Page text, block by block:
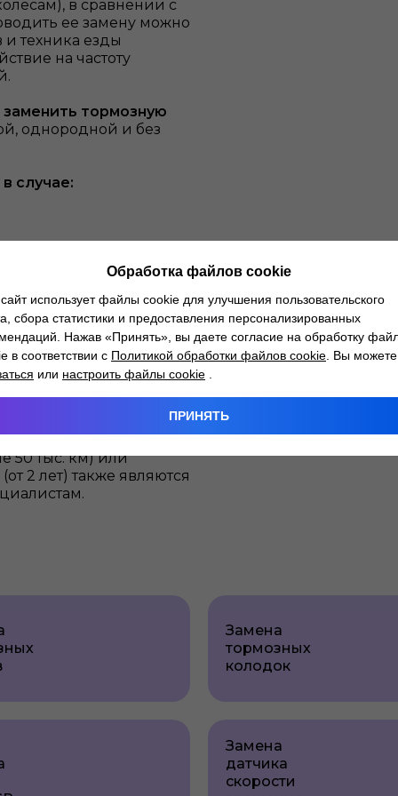
в сравнении с
ее замену можно
и техника езды
на частоту
тормозную
однородной и без
случае:
трубок и прочих
не была
на качество
(ниже минимальной
50 тыс. км) или
2 лет) также являются
Замена
тормозных
колодок
Замена
датчика
скорости
Обработка файлов cookie
использует файлы cookie для улучшения пользовательского
сбора статистики и предоставления персонализированных
Нажав «Принять», вы даете согласие на обработку
в соответствии с Политикой обработки файлов cookie . Вы можете
или настроить файлы cookie
ПРИНЯТЬ